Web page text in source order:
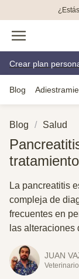
Crear plan
Blog
Blog Salud
tratamiento
La pancreatitis
compleja de
frecuentes en
las alteraciones
JUAN
Veterinario